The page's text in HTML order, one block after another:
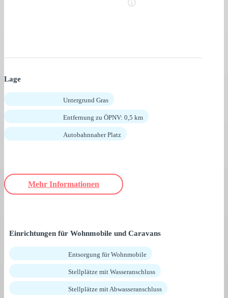
Lage
Untergrund Gras
Entfernung zu ÖPNV: 0,5 km
Autobahnnaher Platz
Mehr Informationen
Einrichtungen für Wohnmobile und Caravans
Entsorgung für Wohnmobile
Stellplätze mit Wasseranschluss
Stellplätze mit Abwasseranschluss